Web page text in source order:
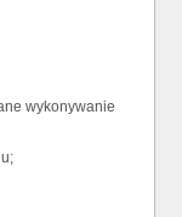
wykonywanie